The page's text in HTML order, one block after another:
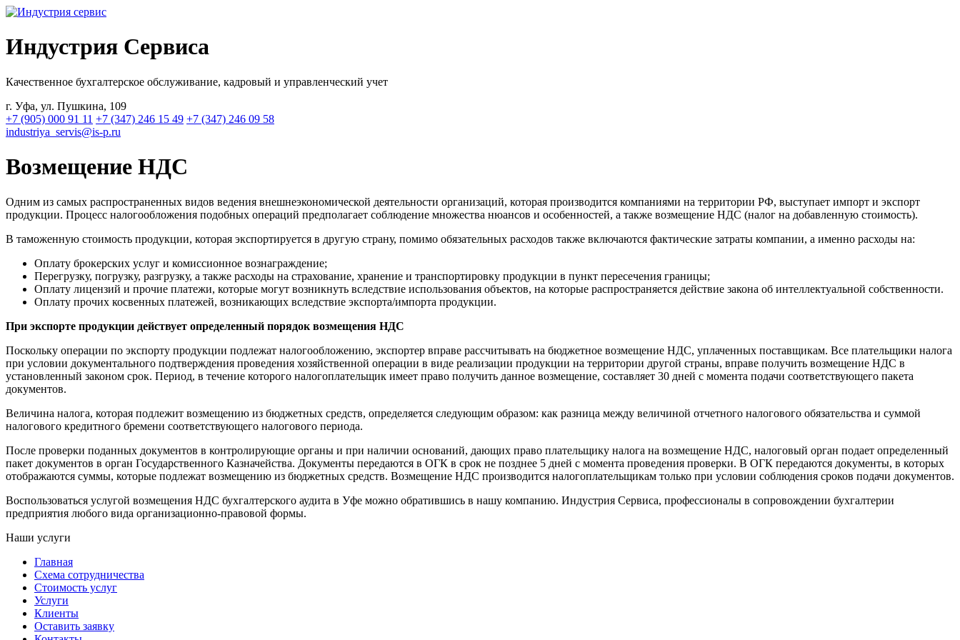
Индустрия Сервиса
Качественное бухгалтерское обслуживание, кадровый и управленческий учет
г. Уфа, ул. Пушкина, 109
+7 (905) 000 91 11 +7 (347) 246 15 49 +7 (347) 246 09 58
industriya_servis@is-p.ru
Возмещение НДС
Одним из самых распространенных видов ведения внешнеэкономической деятельности организаций, которая производится компаниями на территории РФ, выступает импорт и экспорт
продукции. Процесс налогообложения подобных операций предполагает соблюдение множества нюансов и особенностей, а также возмещение НДС (налог на добавленную стоимость).
В таможенную стоимость продукции, которая экспортируется в другую страну, помимо обязательных расходов также включаются фактические затраты компании, а именно расходы на:
Оплату брокерских услуг и комиссионное вознаграждение;
Перегрузку, погрузку, разгрузку, а также расходы на страхование, хранение и транспортировку продукции в пункт пересечения границы;
Оплату лицензий и прочие платежи, которые могут возникнуть вследствие использования объектов, на которые распространяется действие закона об интеллектуальной собственности.
Оплату прочих косвенных платежей, возникающих вследствие экспорта/импорта продукции.
При экспорте продукции действует определенный порядок возмещения НДС
Поскольку операции по экспорту продукции подлежат налогообложению, экспортер вправе рассчитывать на бюджетное возмещение НДС, уплаченных поставщикам. Все плательщики налога
при условии документального подтверждения проведения хозяйственной операции в виде реализации продукции на территории другой страны, вправе получить возмещение НДС в
установленный законом срок. Период, в течение которого налогоплательщик имеет право получить данное возмещение, составляет 30 дней с момента подачи соответствующего пакета
документов.
Величина налога, которая подлежит возмещению из бюджетных средств, определяется следующим образом: как разница между величиной отчетного налогового обязательства и суммой
налогового кредитного бремени соответствующего налогового периода.
После проверки поданных документов в контролирующие органы и при наличии оснований, дающих право плательщику налога на возмещение НДС, налоговый орган подает определенный
пакет документов в орган Государственного Казначейства. Документы передаются в ОГК в срок не позднее 5 дней с момента проведения проверки. В ОГК передаются документы, в которых
отображаются суммы, которые подлежат возмещению из бюджетных средств. Возмещение НДС производится налогоплательщикам только при условии соблюдения сроков подачи документов.
Воспользоваться услугой возмещения НДС бухгалтерского аудита в Уфе можно обратившись в нашу компанию. Индустрия Сервиса, профессионалы в сопровождении бухгалтерии
предприятия любого вида организационно-правовой формы.
Наши услуги
Главная
Схема сотрудничества
Стоимость услуг
Услуги
Клиенты
Оставить заявку